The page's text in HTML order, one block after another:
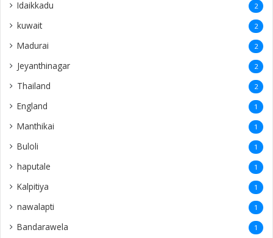
Idaikkadu 2
kuwait 2
Madurai 2
Jeyanthinagar 2
Thailand 2
England 1
Manthikai 1
Buloli 1
haputale 1
Kalpitiya 1
nawalapti 1
Bandarawela 1